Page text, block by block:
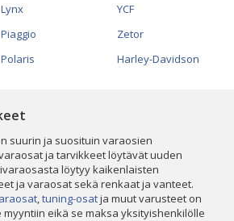
Lynx
Piaggio
Polaris
YCF
Zetor
Harley-Davidson
suurin ja suosituin varaosien
ja tarvikkeet löytävät uuden
löytyy kaikenlaisten
ja varaosat sekä renkaat ja vanteet.
,tuning-osatja muut varusteet on
eikä se maksa yksityishenkilölle